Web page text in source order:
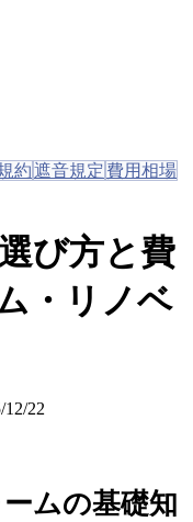
約遮音規定 費用相場
び方と費
・リノベ
12/22
ムの基礎知